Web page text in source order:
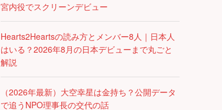
宮内役でスクリーンデビュー
Hearts2Heartsの読み方とメンバー8人｜日本人
はいる？2026年8月の日本デビューまで丸ごと
解説
（2026年最新）大空幸星は金持ち？公開データ
で追うNPO理事長の交代の話